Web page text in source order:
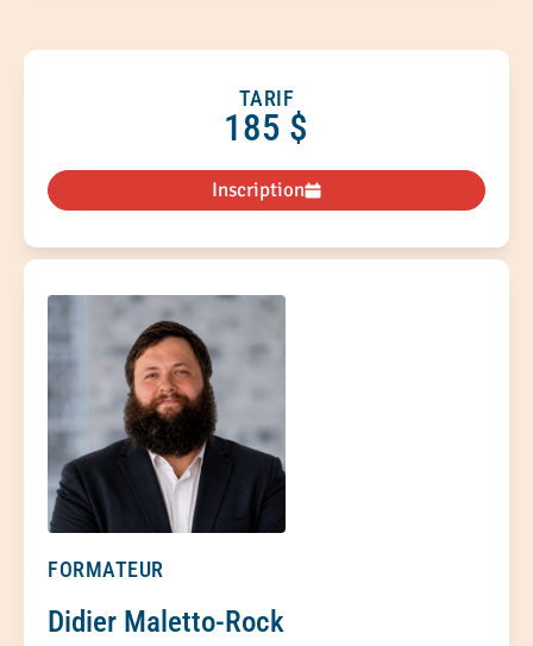
droits et responsabilités de chacun et à soutenir
équitable dans les organisations
TARIF
185 $
Inscription
FORMATEUR
Didier Maletto-Rock